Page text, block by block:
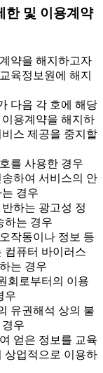
한 및 이용계약
약을 해지하고자
육정보원에 해지
다음 각 호에 해당
용계약을 해지하
스 제공을 중지할
를 사용한 경우
하여 서비스의 안
경우
하는 광고성 정
하는 경우
작동이나 정보 등
컴퓨터 바이러스
는 경우
회로부터의 이용
우
유권해석 상의 불
우
얻은 정보를 교육
상업적으로 이용하